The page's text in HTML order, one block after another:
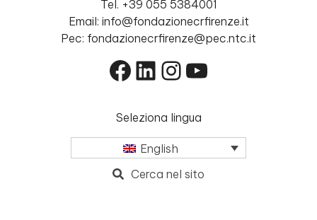
Tel. +39 055 5384001
Email: info@fondazionecrfirenze.it
Pec: fondazionecrfirenze@pec.ntc.it
Facebook
LinkedIn
Instagram
YouTube
Seleziona lingua
English
Cerca nel sito